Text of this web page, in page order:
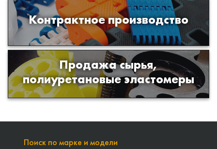
Контрактное производство
Производство изделий из пластиков
и полимеров по образцам либо
чертежам заказчика
Продажа сырья,
полиуретановые эластомеры
Продажа сырья для производства
изделий из полиуретана
Поиск по марке и модели